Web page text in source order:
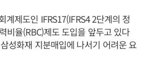
계제도인 IFRS17(IFRS4 2단계의 정
비율(RBC)제도 도입을 앞두고 있다
성화재 지분매입에 나서기 어려운 요